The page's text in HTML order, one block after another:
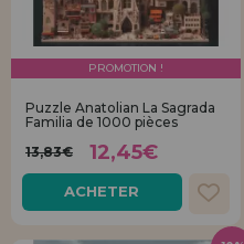
PROMOTION !
Puzzle Anatolian La Sagrada
Familia de 1000 pièces
13,83€
12,45€
ACHETER